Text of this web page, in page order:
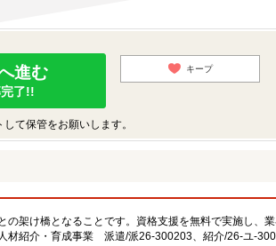
進む
了!!
キープ
て保管をお願いします。
の架け橋となることです。資格支援を無料で実施し、
材紹介・育成事業 派遣/派26-300203、紹介/26-ユ-